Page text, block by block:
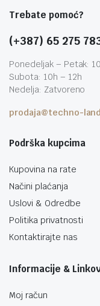
Trebate pomoć?
(+387) 65 275
Ponedeljak – Petak:
Subota: 10h – 12h
Nedelja: Zatvoreno
prodaja@techno-
Podrška kupcima
Kupovina na rate
Načini plaćanja
Uslovi & Odredbe
Politika privatnosti
Kontaktirajte nas
Informacije &
Moj račun